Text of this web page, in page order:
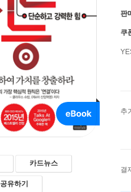
카드뉴스
공유하기
판
쿠
추
결